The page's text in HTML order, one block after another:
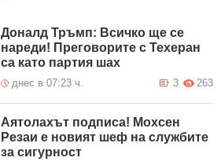
Доналд Тръмп: Всичко ще се
нареди! Преговорите с Техеран
са като партия шах
днес в 07:23 ч. 263
3
Аятолахът подписа! Мохсен
Резаи е новият шеф на службите
за сигурност